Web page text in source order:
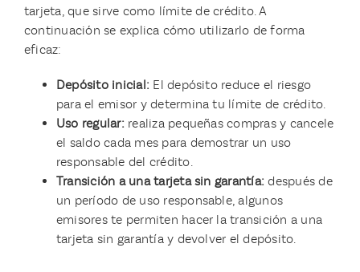
tarjeta, que sirve como límite de crédito. A
continuación se explica cómo utilizarlo de forma
eficaz:
Depósito inicial: El depósito reduce el riesgo
para el emisor y determina tu límite de crédito.
Uso regular: realiza pequeñas compras y cancele
el saldo cada mes para demostrar un uso
responsable del crédito.
Transición a una tarjeta sin garantía: después de
un período de uso responsable, algunos
emisores te permiten hacer la transición a una
tarjeta sin garantía y devolver el depósito.